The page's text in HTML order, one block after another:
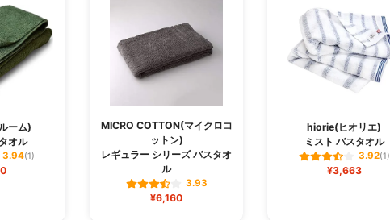
ーム)
オル
3.94(1)
MICRO COTTON(マイクロコ
ットン)
レギュラー シリーズ バスタオ
ル
3.93
¥6,160
hiorie(ヒオリエ)
ミスト バスタオル
3.92(1)
¥3,663